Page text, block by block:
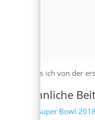
Was ich von der
Ähnliche
Super Bowl